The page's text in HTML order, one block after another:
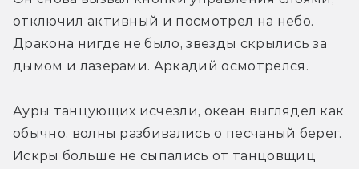
отключил активный и посмотрел на небо.
Дракона нигде не было, звезды скрылись за
дымом и лазерами. Аркадий осмотрелся.
Ауры танцующих исчезли, океан выглядел как
обычно, волны разбивались о песчаный берег.
Искры больше не сыпались от танцовщиц